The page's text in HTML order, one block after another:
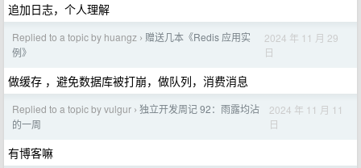
追加日志，个人理解
Replied to a topic by huangz › 赠送几本《Redis 应用实
例》
2024 年 11 月 29
日
做缓存 ，避免数据库被打崩，做队列，消费消息
Replied to a topic by vulgur › 独立开发周记 92：雨露均沾
的一周
2024 年 11 月 11
日
有博客嘛